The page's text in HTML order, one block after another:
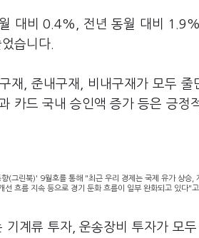
대비 0.4%, 전년 동월 대비
었습니다.
재, 준내구재, 비내구재가 모두
카드 국내 승인액 증가 등은 긍정
(그린북)' 9월호를 통해 "최근 우리 경제는 국제 유가 상승
선 흐름 지속 등으로 경기 둔화 흐름이 일부 완화되고 있다"
기계류 투자, 운송장비 투자가 모